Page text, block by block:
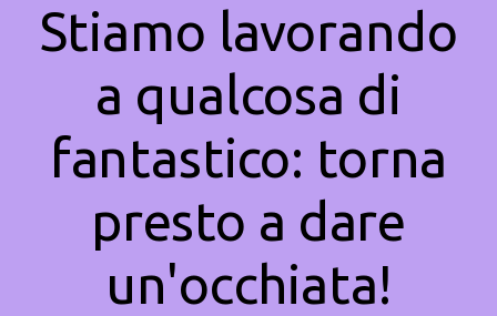
Stiamo lavorando
a qualcosa di
fantastico: torna
presto a dare
un'occhiata!